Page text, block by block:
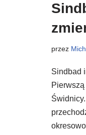
przez
Sindbad